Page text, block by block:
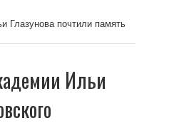
Глазунова почтили память
Ильи